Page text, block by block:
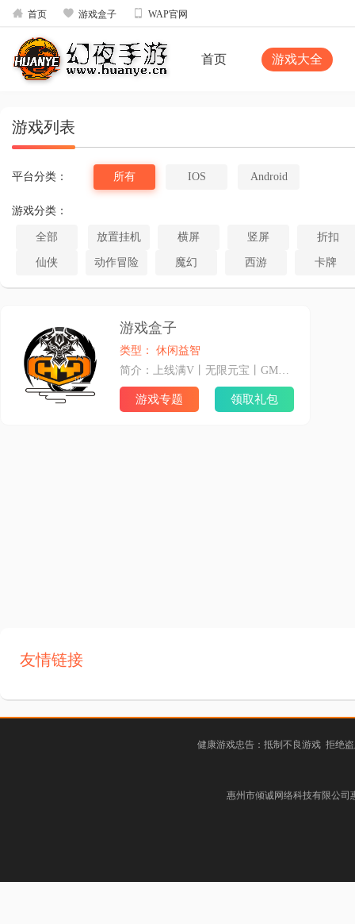
 首页  游戏盒子  WAP官网
首页 游戏大全
游戏列表
平台分类： 所有 IOS Android
游戏分类：
全部 放置挂机 横屏 竖屏 折扣
仙侠 动作冒险 魔幻 西游 卡牌
游戏盒子
类型： 休闲益智
简介：上线满V丨无限元宝丨GM特权丨顶级汉化丨回合加速丨角色交易 什么是BT手游？ 变态手游，简称BT手游，是指由研发授权推出的手游特色福利专区，通过免费赠送VIP和元宝，调整爆率，提高充值比例等方式，从而达到让玩家快速提升游戏体验的目的。
游戏专题 领取礼包
友情链接
健康游戏忠告：抵制不良游戏 拒绝
惠州市倾诚网络科技有限公司